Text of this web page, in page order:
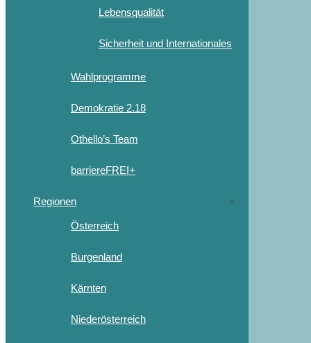
Lebensqualität
Sicherheit und Internationales
Wahlprogramme
Demokratie 2.18
Othello’s Team
barriereFREI+
Regionen
Österreich
Burgenland
Kärnten
Niederösterreich